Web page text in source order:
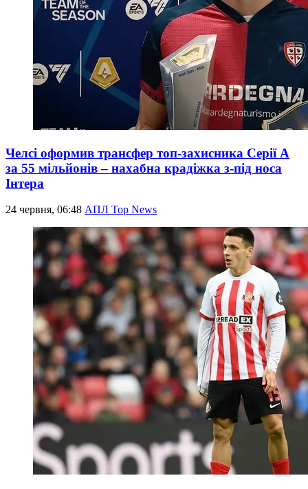
Челсі оформив трансфер топ-захисника Серії А
за 55 мільйонів – нахабна крадіжка з-під носа
Інтера
24 червня, 06:48 АПЛ Top News